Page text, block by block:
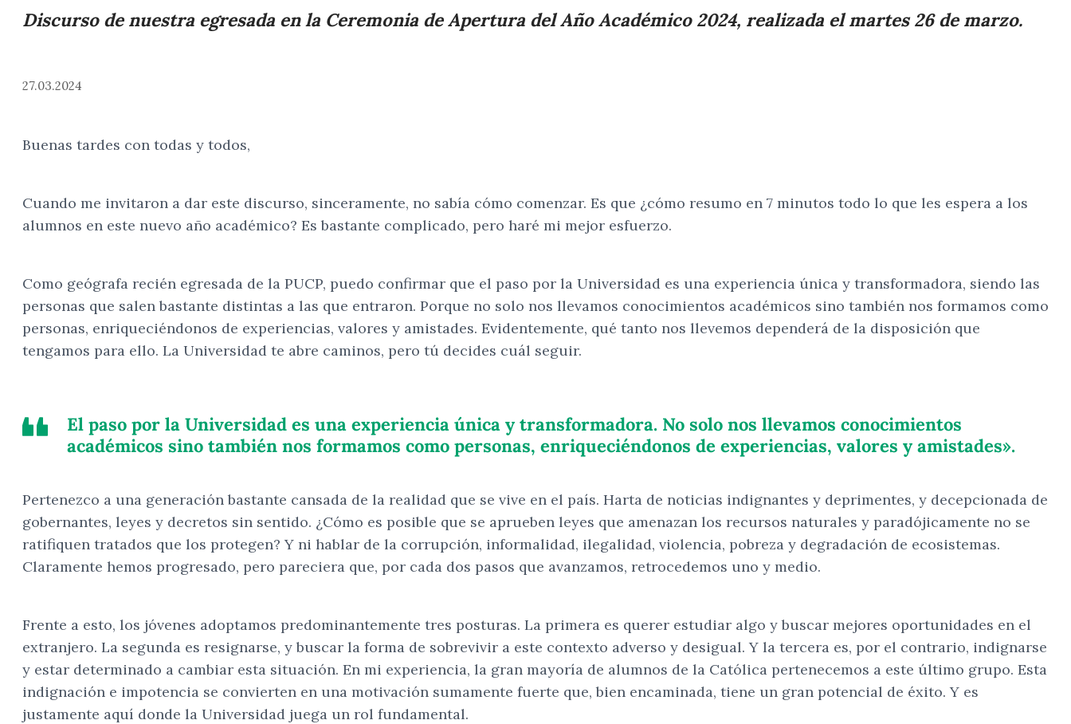
Compartir Cambiar el tamaño
Discurso de nuestra egresada en la Ceremonia de Apertura del Año Académico 2024, realizada el martes 26 de marzo.
27.03.2024
Buenas tardes con todas y todos,
Cuando me invitaron a dar este discurso, sinceramente, no sabía cómo comenzar. Es que ¿cómo resumo en 7 minutos todo lo que les espera a los
alumnos en este nuevo año académico? Es bastante complicado, pero haré mi mejor esfuerzo.
Como geógrafa recién egresada de la PUCP, puedo confirmar que el paso por la Universidad es una experiencia única y transformadora, siendo las
personas que salen bastante distintas a las que entraron. Porque no solo nos llevamos conocimientos académicos sino también nos formamos como
personas, enriqueciéndonos de experiencias, valores y amistades. Evidentemente, qué tanto nos llevemos dependerá de la disposición que
tengamos para ello. La Universidad te abre caminos, pero tú decides cuál seguir.
El paso por la Universidad es una experiencia única y transformadora. No solo nos llevamos conocimientos
académicos sino también nos formamos como personas, enriqueciéndonos de experiencias, valores y amistades».
Pertenezco a una generación bastante cansada de la realidad que se vive en el país. Harta de noticias indignantes y deprimentes, y decepcionada de
gobernantes, leyes y decretos sin sentido. ¿Cómo es posible que se aprueben leyes que amenazan los recursos naturales y paradójicamente no se
ratifiquen tratados que los protegen? Y ni hablar de la corrupción, informalidad, ilegalidad, violencia, pobreza y degradación de ecosistemas.
Claramente hemos progresado, pero pareciera que, por cada dos pasos que avanzamos, retrocedemos uno y medio.
Frente a esto, los jóvenes adoptamos predominantemente tres posturas. La primera es querer estudiar algo y buscar mejores oportunidades en el
extranjero. La segunda es resignarse, y buscar la forma de sobrevivir a este contexto adverso y desigual. Y la tercera es, por el contrario, indignarse
y estar determinado a cambiar esta situación. En mi experiencia, la gran mayoría de alumnos de la Católica pertenecemos a este último grupo. Esta
indignación e impotencia se convierten en una motivación sumamente fuerte que, bien encaminada, tiene un gran potencial de éxito. Y es
justamente aquí donde la Universidad juega un rol fundamental.